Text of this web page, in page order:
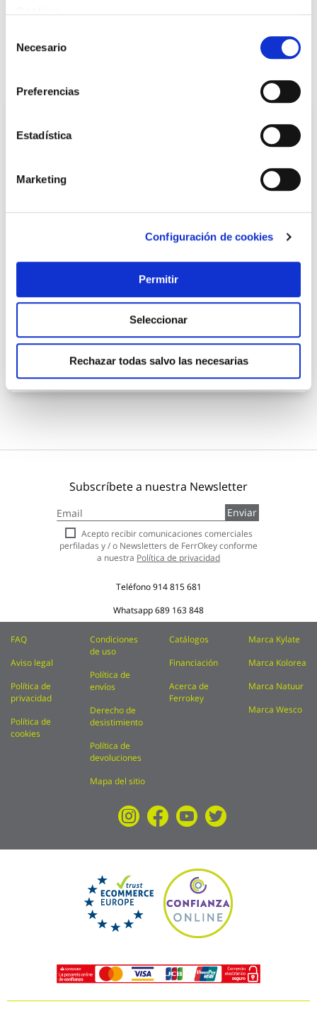
Necesario
Preferencias
Estadística
Marketing
Configuración de cookies
Permitir
Seleccionar
Rechazar todas salvo las necesarias
Cinta persiana be/gr 2 rollos de 50m x 22 mm nivel
Nivel
69,95 €
Añadir al carrito
Subscríbete a nuestra Newsletter
a
nuestro
boletín
de
Enviar
Acepto recibir comunicaciones comerciales
perfiladas y / o Newsletters de FerrOkey conforme
a nuestra Política de privacidad
Teléfono914 815 681
Whatsapp689 163 848
FAQ
Aviso legal
Política de
privacidad
Política de
cookies
Condiciones
de uso
Política de
envíos
Derecho de
desistimiento
Política de
devoluciones
Mapa del sitio
Catálogos
Financiación
Acerca de
Ferrokey
Marca Kylate
Marca Kolorea
Marca Natuur
Marca Wesco